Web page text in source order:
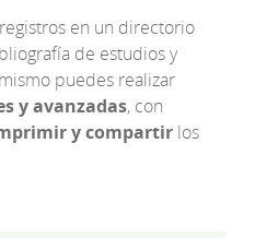
registros en un directorio
de estudios y
puedes realizar
y avanzadas, con
y compartir los